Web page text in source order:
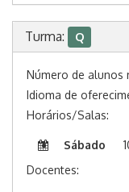
Turma: Q
Número de alunos
Idioma de
Horários/Salas:
Sábado
Docentes: